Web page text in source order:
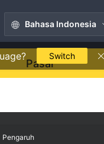
Bahasa Indonesia
Switch
Pasar
Pengaruh